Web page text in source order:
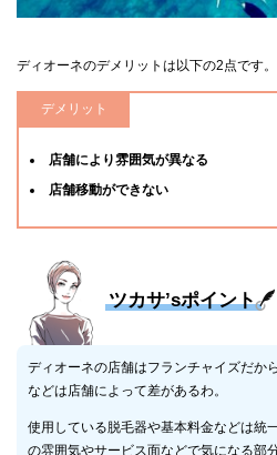
ディオーネのデメリットは以下の2点です。
デメリット
店舗により雰囲気が異なる
店舗移動ができない
ツカサ’sポイント
ディオーネの店舗はフランチャイズだか
などは店舗によって差があるわ。
使用している脱毛器や基本料金などは統
の雰囲気やサービス面などで気になる部